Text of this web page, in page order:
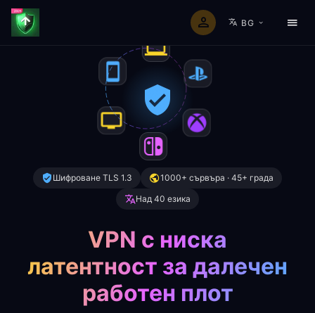
BG
Шифроване TLS 1.3
1000+ сървъра · 45+ града
Над 40 езика
VPN с ниска
латентност за далечен
работен плот